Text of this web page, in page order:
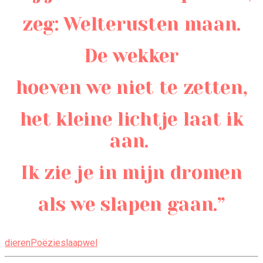
zeg: Welterusten maan.
De wekker
hoeven we niet te zetten,
het kleine lichtje laat ik
aan.
Ik zie je in mijn dromen
als we slapen gaan.”
dierenPoëzieslaapwel